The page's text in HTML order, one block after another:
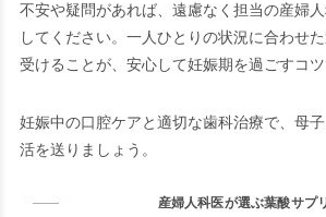
不安や疑問があれば、遠慮なく担当の産婦
してください。一人ひとりの状況に合わせ
受けることが、安心して妊娠期を過ごすコツ
妊娠中の口腔ケアと適切な歯科治療で、母
活を送りましょう。
産婦人科医が選ぶ葉酸サプ